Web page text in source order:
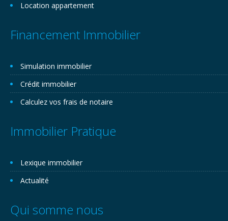
Location appartement
Financement Immobilier
Simulation immobilier
Crédit immobilier
Calculez vos frais de notaire
Immobilier Pratique
Lexique immobilier
Actualité
Qui somme nous